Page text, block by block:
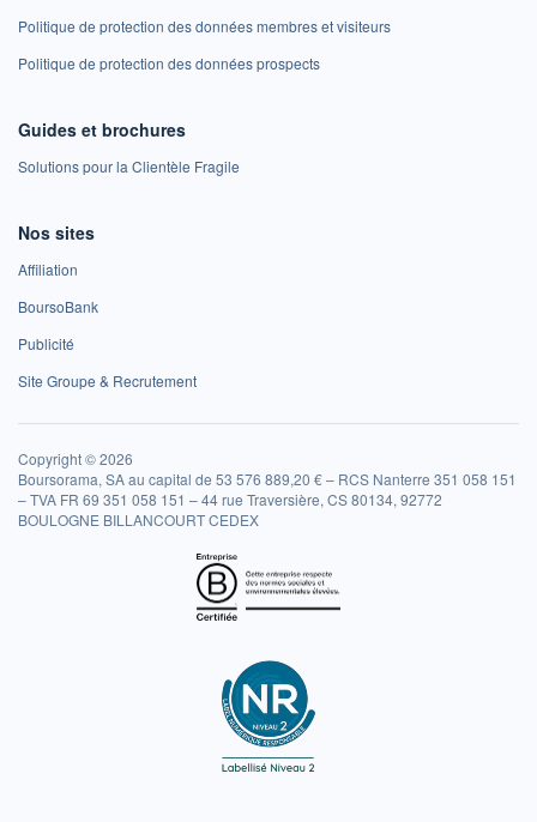
Politique de protection des données membres et visiteurs
Politique de protection des données prospects
Guides et brochures
Solutions pour la Clientèle Fragile
Nos sites
Affiliation
BoursoBank
Publicité
Site Groupe & Recrutement
Copyright © 2026
Boursorama, SA au capital de 53 576 889,20 € – RCS Nanterre 351 058 151
– TVA FR 69 351 058 151 – 44 rue Traversière, CS 80134, 92772
BOULOGNE BILLANCOURT CEDEX